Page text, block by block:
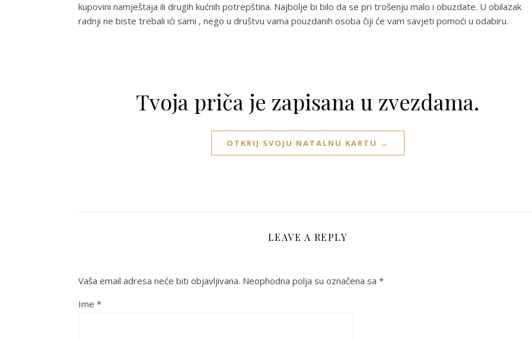
kupovini namještaja ili drugih kućnih potrepština. Najbolje bi bilo da se pri trošenju malo i obuzdate. U obilazak
radnji ne biste trebali ići sami , nego u društvu vama pouzdanih osoba čiji će vam savjeti pomoći u odabiru.
Tvoja priča je zapisana u zvezdama.
OTKRIJ SVOJU NATALNU KARTU →
LEAVE A REPLY
Vaša email adresa neće biti objavljivana. Neophodna polja su označena sa *
Ime *